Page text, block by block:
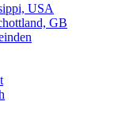
USA
GB